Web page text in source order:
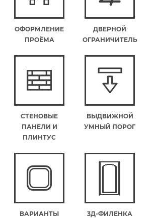
ОФОРМЛЕНИЕ
ПРОЁМА
ДВЕРНОЙ
ОГРАНИЧИТЕЛЬ
СТЕНОВЫЕ
ПАНЕЛИ И
ПЛИНТУС
ВЫДВИЖНОЙ
УМНЫЙ ПОРОГ
ВАРИАНТЫ
3Д-ФИЛЕНКА